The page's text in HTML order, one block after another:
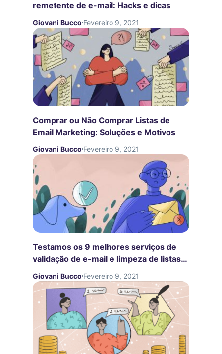
remetente de e-mail: Hacks e dicas
Giovani Bucco Fevereiro 9, 2021
Comprar ou Não Comprar Listas de
Email Marketing: Soluções e Motivos
Giovani Bucco Fevereiro 9, 2021
Testamos os 9 melhores serviços de
validação de e-mail e limpeza de listas:
Veja como eles performaram
Giovani Bucco Fevereiro 9, 2021